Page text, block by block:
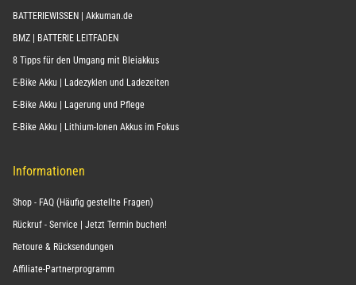
BATTERIEWISSEN | Akkuman.de
BMZ | BATTERIE LEITFADEN
8 Tipps für den Umgang mit Bleiakkus
E-Bike Akku | Ladezyklen und Ladezeiten
E-Bike Akku | Lagerung und Pflege
E-Bike Akku | Lithium-Ionen Akkus im Fokus
Informationen
Shop - FAQ (Häufig gestellte Fragen)
Rückruf - Service | Jetzt Termin buchen!
Retoure & Rücksendungen
Affiliate-Partnerprogramm